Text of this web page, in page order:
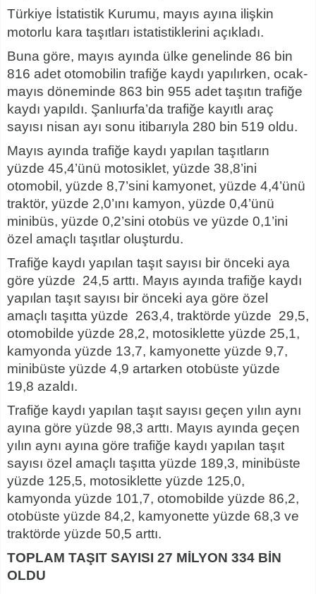
Türkiye İstatistik Kurumu, mayıs ayına ilişkin
motorlu kara taşıtları istatistiklerini açıkladı.
Buna göre, mayıs ayında ülke genelinde 86 bin
816 adet otomobilin trafiğe kaydı yapılırken, ocak-
mayıs döneminde 863 bin 955 adet taşıtın trafiğe
kaydı yapıldı. Şanlıurfa’da trafiğe kayıtlı araç
sayısı nisan ayı sonu itibarıyla 280 bin 519 oldu.
Mayıs ayında trafiğe kaydı yapılan taşıtların
yüzde 45,4’ünü motosiklet, yüzde 38,8’ini
otomobil, yüzde 8,7’sini kamyonet, yüzde 4,4’ünü
traktör, yüzde 2,0’ını kamyon, yüzde 0,4’ünü
minibüs, yüzde 0,2’sini otobüs ve yüzde 0,1’ini
özel amaçlı taşıtlar oluşturdu.
Trafiğe kaydı yapılan taşıt sayısı bir önceki aya
göre yüzde 24,5 arttı. Mayıs ayında trafiğe kaydı
yapılan taşıt sayısı bir önceki aya göre özel
amaçlı taşıtta yüzde 263,4, traktörde yüzde 29,5,
otomobilde yüzde 28,2, motosiklette yüzde 25,1,
kamyonda yüzde 13,7, kamyonette yüzde 9,7,
minibüste yüzde 4,9 artarken otobüste yüzde
19,8 azaldı.
Trafiğe kaydı yapılan taşıt sayısı geçen yılın aynı
ayına göre yüzde 98,3 arttı. Mayıs ayında geçen
yılın aynı ayına göre trafiğe kaydı yapılan taşıt
sayısı özel amaçlı taşıtta yüzde 189,3, minibüste
yüzde 125,5, motosiklette yüzde 125,0,
kamyonda yüzde 101,7, otomobilde yüzde 86,2,
otobüste yüzde 84,2, kamyonette yüzde 68,3 ve
traktörde yüzde 50,5 arttı.
TOPLAM TAŞIT SAYISI 27 MİLYON 334 BİN
OLDU